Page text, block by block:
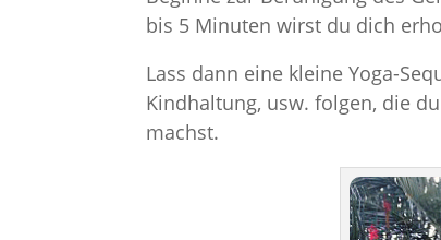
bis 5 Minuten wirst du dich
Lass dann eine kleine Yoga-
Kindhaltung, usw. folgen, die
machst.